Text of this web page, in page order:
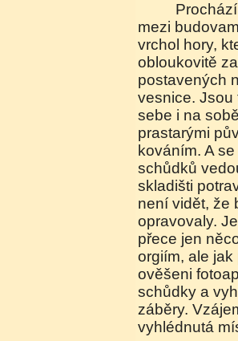
Procházíme kolem kamenných zdí a stoupáme
mezi
vrchol hory,
obloukovitě
postavených
vesnice. Jsou
sebe i na
prastarými
kováním. A
schůdků
skladišti
není vidět, že
opravovaly.
přece jen
orgiím, ale
ověšeni
schůdky a
záběry.
vyhlédnutá